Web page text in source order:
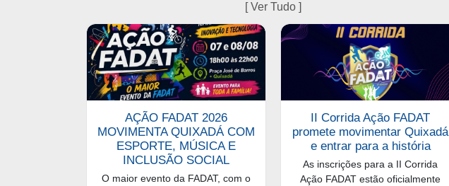
[ Ver Tudo ]
AÇÃO FADAT 2026
MOVIMENTA QUIXADÁ COM
ESPORTE, MÚSICA E
INCLUSÃO SOCIAL
O maior evento da FADAT, com o
II Corrida Ação FADAT
promete movimentar Quixadá
e entrar para a história
As inscrições para a II Corrida
Ação FADAT estão oficialmente